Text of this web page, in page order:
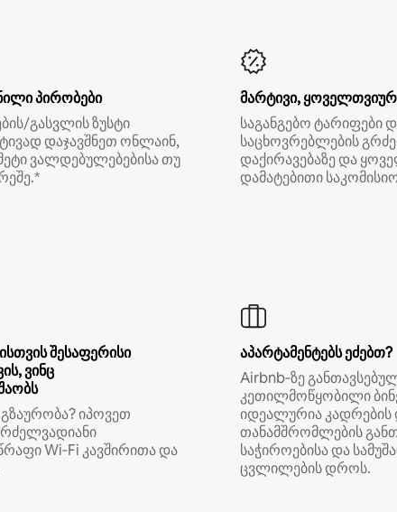
პირობები
გასვლის ზუსტი
დაჯავშნეთ ონლაინ,
ვალდებულებებისა თუ
მარტივი,
საგანგებო ტარიფები
საცხოვრებლების
დაქირავებაზე და
დამატებითი
შესაფერისი
ვინც
იპოვეთ
Wi‑Fi კავშირითა და
აპარტამენტებს ეძებთ?
Airbnb‑ზე
კეთილმოწყობილი
იდეალურია კადრების
თანამშრომლების
საჭიროებისა და
ცვლილების დროს.